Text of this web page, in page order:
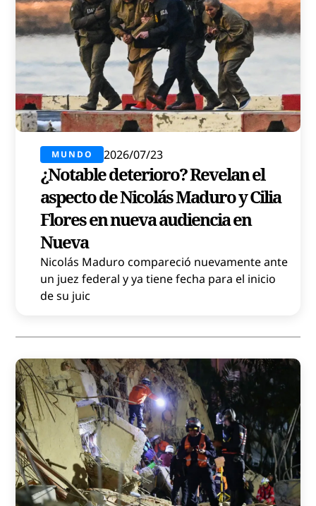
MUNDO 2026/07/23
¿Notable deterioro? Revelan el
aspecto de Nicolás Maduro y Cilia
Flores en nueva audiencia en
Nueva
Nicolás Maduro compareció nuevamente ante
un juez federal y ya tiene fecha para el inicio
de su juic